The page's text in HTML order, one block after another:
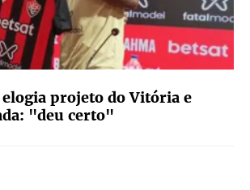
projeto do Vitória e
"deu certo"